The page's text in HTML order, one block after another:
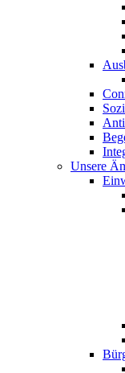
Unsere